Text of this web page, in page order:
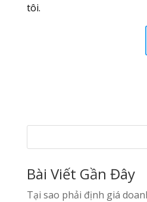
tôi.
Bài Viết Gần Đây
Tại sao phải định giá